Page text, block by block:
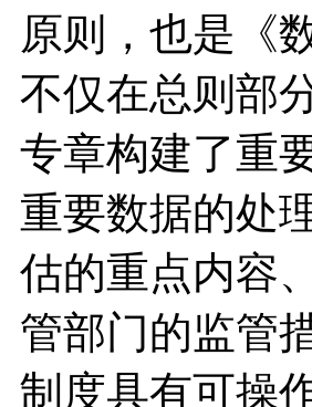
原则，也是《
不仅在总则部
专章构建了重
重要数据的处
估的重点内容
管部门的监管
制度具有可操